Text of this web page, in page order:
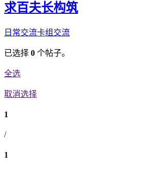
求百夫长构筑
日常交流卡组交流
已选择 0 个帖子。
全选
取消选择
1
/
1